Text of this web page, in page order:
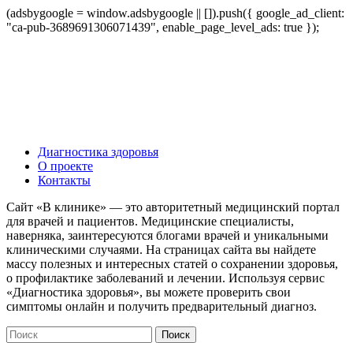
(adsbygoogle = window.adsbygoogle || []).push({ google_ad_client:
"ca-pub-3689691306071439", enable_page_level_ads: true });
Диагностика здоровья
О проекте
Контакты
Сайт «В клинике» — это авторитетный медицинский портал
для врачей и пациентов. Медицинские специалисты,
наверняка, заинтересуются блогами врачей и уникальными
клиническими случаями. На страницах сайта вы найдете
массу полезных и интересных статей о сохранении здоровья,
о профилактике заболеваний и лечении. Используя сервис
«Диагностика здоровья», вы можете проверить свои
симптомы онлайн и получить предварительный диагноз.